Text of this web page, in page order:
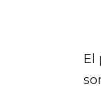
El